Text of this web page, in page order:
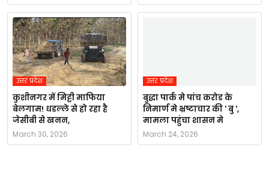
उत्तर प्रदेश
कुशीनगर में मिट्टी माफिया
बेलगाम! धडल्ले से हो रहा है
जेसीबी से खनन,
March 30, 2026
उत्तर प्रदेश
बुद्धा पार्क मे पांच करोड के
निमार्ण मे भ्रष्टाचार की ' बु ',
मामला पहुंचा शासन मे
March 24, 2026